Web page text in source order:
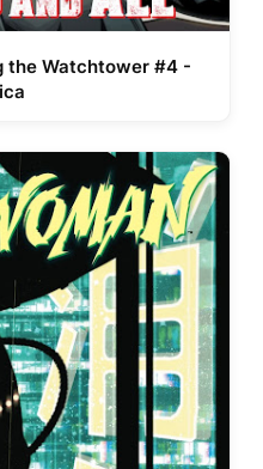
the Watchtower #4 -